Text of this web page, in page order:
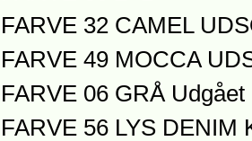
FARVE 32 CAMEL
FARVE 49 MOCCA
FARVE 06 GRÅ Udgået
FARVE 56 LYS DENIM